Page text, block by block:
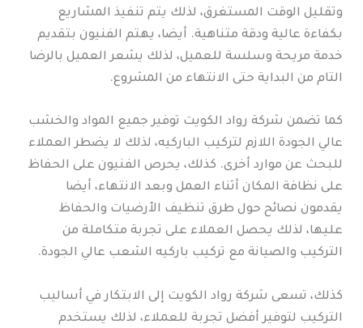
وتقليل الوقت المستغرق، لذلك يتم تنفيذ المشاريع
بكفاءة عالية ودقة متناهية. أيضا، يهتم الفنيون بتقديم
خدمة مريحة وسلسة للعميل، لذلك يشعر العميل بالرضا
التام من البداية حتى الانتهاء من المشروع.
كما تضمن شركة رواد الكويت توفير جميع المواد والخشب
عالي الجودة اللازم لتركيب الباركيه، لذلك لا يضطر العملاء
للبحث عن موارد أخرى. كذلك، يحرص الفنيون على الحفاظ
على نظافة المكان أثناء العمل وبعد الانتهاء، أيضا
يقدمون نصائح حول طرق تنظيف الأرضيات والحفاظ
عليها، لذلك يحصل العملاء على تجربة متكاملة من
التركيب والصيانة مع تركيب باركيه الشعب عالي الجودة.
كذلك، تسعى شركة رواد الكويت إلى الابتكار في أساليب
التركيب لتوفير أفضل تجربة للعملاء، لذلك يستخدم